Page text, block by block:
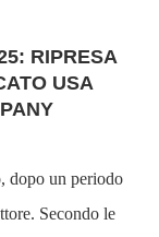
RIPRESA
USA
dopo un periodo
Secondo le